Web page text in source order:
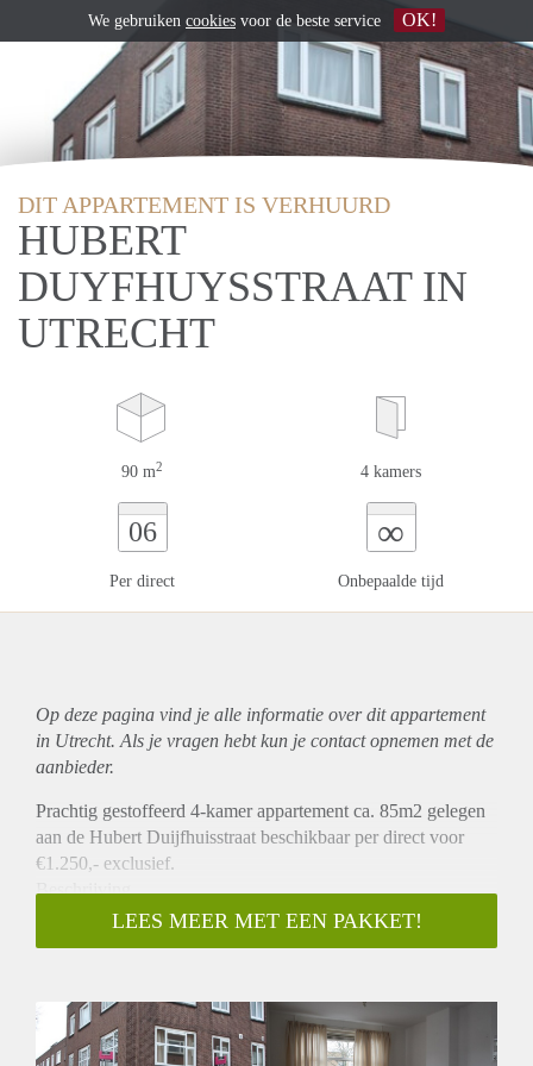
DIT APPARTEMENT IS VERHUURD
HUBERT
DUYFHUYSSTRAAT IN
UTRECHT
90 m2 4 kamers
06
Per direct
∞
Onbepaalde tijd
Op deze pagina vind je alle informatie over ditappartement
in Utrecht. Als je vragen hebt kun je contact opnemen met de
aanbieder.
Prachtig gestoffeerd 4-kamer appartement ca. 85m2 gelegen
aan de Hubert Duijfhuisstraat beschikbaar per direct voor
€1.250,- exclusief.
Beschrijving
Dit prachtige appartement is gelegen op de 1e en 2
verdieping van het pand. Het appartement heeft. U komt
alle benodigde apparatuur, zoals een vaatwasser, koelkast met
vriesvak, oven en 4-pits gasstel met afzuigkap. Het
LEES MEER MET EEN PAKKET!
We gebruiken cookies voor de beste service OK!